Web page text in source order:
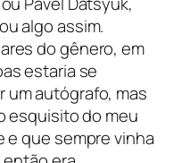
algo assim.
do gênero, em
estaria se
um autógrafo, mas
esquisito do meu
e que sempre vinha